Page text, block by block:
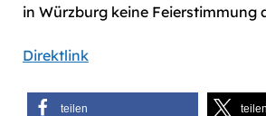
in Würzburg keine Feierstimmung
Direktlink
teilen teilen